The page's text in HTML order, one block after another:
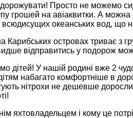
Просто не можемо
грошей на авіаквитки. А
всюдисущих океанських вод,
Карибських островах триває з
відправитись у подорож
дітей! У нашій родині вже 2
набагато комфортніше в
нітрохи не дешевше
яхтовладельцем і кому це